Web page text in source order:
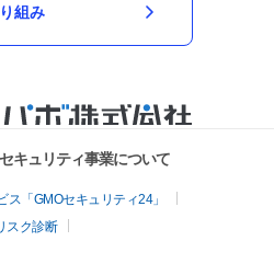
組み
キュリティ事業について
「GMOセキュリティ24」
スク診断